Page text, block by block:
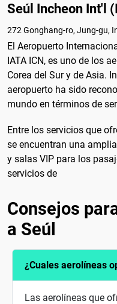
Seúl Incheon Int'l
272 Gonghang-ro, Jung-gu,
El Aeropuerto
IATA ICN, es uno de los
Corea del Sur y de Asia.
aeropuerto ha sido
mundo en términos de
Entre los servicios que
se encuentran una
y salas VIP para los
servicios de
Consejos
a Seúl
¿Cuales aerolíneas
Las aerolíneas que